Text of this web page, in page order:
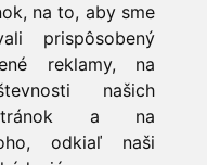
na to, aby sme
prispôsobený
reklamy, na
našich
a na
odkiaľ naši
a kurence